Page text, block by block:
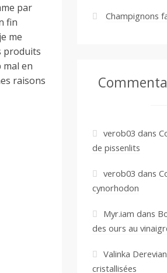
par
fin
me
produits
mal en
raisons
Champignons
verob03 dans
de pissenlits
verob03 dans
cynorhodon
Myr.iam dans
des ours au
Valinka
cristallisées